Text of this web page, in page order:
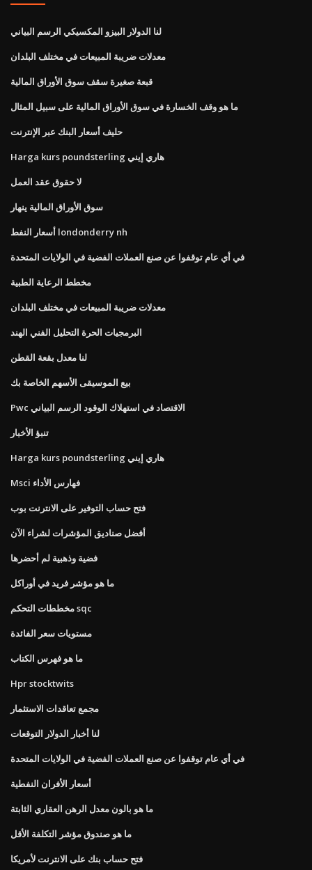
لنا الدولار البيزو المكسيكي الرسم البياني
معدلات ضريبة المبيعات في مختلف البلدان
قبعة صغيرة سقف سوق الأوراق المالية
ما هو وقف الخسارة في سوق الأوراق المالية على سبيل المثال
حليف أسعار البنك عبر الإنترنت
Harga kurs poundsterling هاري إيني
لا حقوق عقد العمل
سوق الأوراق المالية ينهار
أسعار النفط londonderry nh
في أي عام توقفوا عن صنع العملات الفضية في الولايات المتحدة
مخطط الرعاية الطبية
معدلات ضريبة المبيعات في مختلف البلدان
البرمجيات الحرة التحليل الفني الهند
لنا معدل بقعة القطن
بيع الموسيقى الأسهم الخاصة بك
Pwc الاقتصاد في استهلاك الوقود الرسم البياني
تنبؤ الأخبار
Harga kurs poundsterling هاري إيني
Msci فهارس الأداء
فتح حساب التوفير على الانترنت بوب
أفضل صناديق المؤشرات لشراء الآن
فضية وذهبية لم أحضرها
ما هو مؤشر فريد في أوراكل
مخططات التحكم sqc
مستويات سعر الفائدة
ما هو فهرس الكتاب
Hpr stocktwits
مجمع تعاقدات الاستثمار
لنا أخبار الدولار التوقعات
في أي عام توقفوا عن صنع العملات الفضية في الولايات المتحدة
أسعار الأفران النفطية
ما هو بالون معدل الرهن العقاري الثابتة
ما هو صندوق مؤشر التكلفة الأقل
فتح حساب بنك على الانترنت لأمريكا